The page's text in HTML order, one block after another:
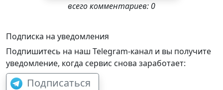
всего комментариев: 0
Подписка на уведомления
Подпишитесь на наш Telegram-канал и вы получите
уведомление, когда сервис снова заработает:
Подписаться